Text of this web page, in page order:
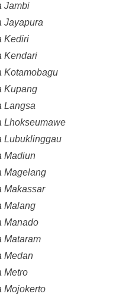
Jambi
Jayapura
Kediri
Kendari
Kotamobagu
Kupang
Langsa
Lhokseumawe
Lubuklinggau
Madiun
Magelang
Makassar
Malang
Manado
Mataram
Medan
Metro
Mojokerto